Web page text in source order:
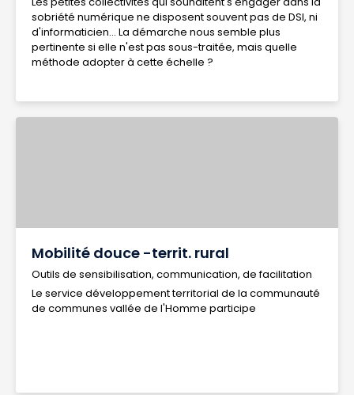
sobriété numérique ne disposent souvent pas de DSI, ni
d'informaticien... La démarche nous semble plus
pertinente si elle n'est pas sous-traitée, mais quelle
méthode adopter à cette échelle ?
Mobilité douce -territ. rural
Outils de sensibilisation, communication, de facilitation
Le service développement territorial de la communauté
de communes vallée de l'Homme participe